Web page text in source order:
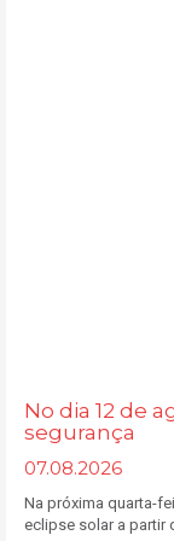
No dia 12 de
segurança
07.08.2026
Na próxima quarta-
eclipse solar a partir